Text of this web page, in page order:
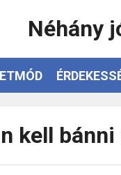
Néhány
kell